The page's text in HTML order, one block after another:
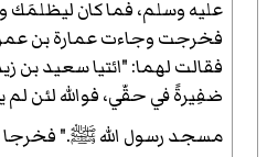
عليه وسلم، فما كان ليظلمَك
فخرجت وجاءت عمارة بن
فقالت لهما: "ائتيا سعيد بن
ضفِيرةً في حقّي، فوالله لئن
مسجد رسول اللهﷺ." فخرجا